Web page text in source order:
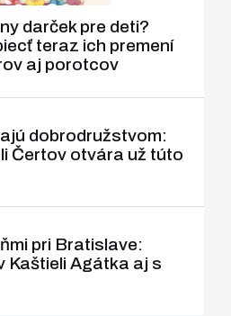
darček pre deti?
teraz ich premení
aj porotcov
dobrodružstvom:
Čertov otvára už túto
pri Bratislave:
Kaštieli Agátka aj s